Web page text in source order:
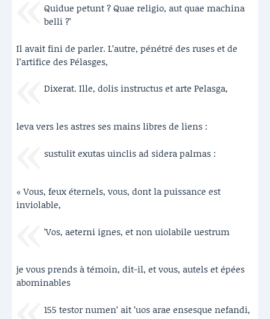
Quidue petunt ? Quae religio, aut quae machina
belli ?’
Il avait fini de parler. L’autre, pénétré des ruses et de
l’artifice des Pélasges,
Dixerat. Ille, dolis instructus et arte Pelasga,
leva vers les astres ses mains libres de liens :
sustulit exutas uinclis ad sidera palmas :
« Vous, feux éternels, vous, dont la puissance est
inviolable,
’Vos, aeterni ignes, et non uiolabile uestrum
je vous prends à témoin, dit-il, et vous, autels et épées
abominables
155 testor numen’ ait ’uos arae ensesque nefandi,